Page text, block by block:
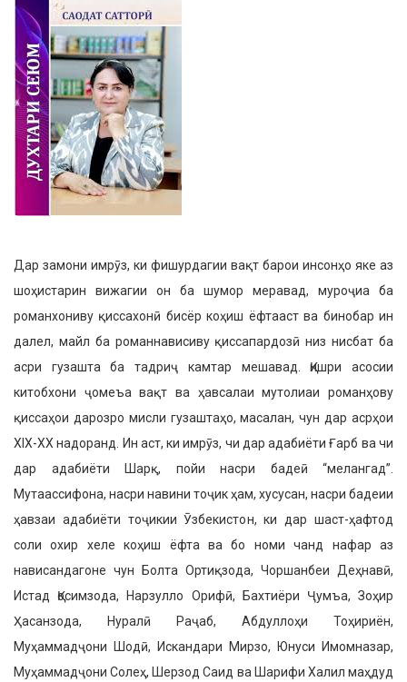
Дар замони имрӯз, ки фишурдагии вақт барои инсонҳо яке аз
шоҳистарин вижагии он ба шумор меравад, муроҷиа ба
романхониву қиссахонӣ бисёр коҳиш ёфтааст ва бинобар ин
далел, майл ба романнависиву қиссапардозӣ низ нисбат ба
асри гузашта ба тадриҷ камтар мешавад. Қишри асосии
китобхони ҷомеъа вақт ва ҳавсалаи мутолиаи романҳову
қиссаҳои дарозро мисли гузаштаҳо, масалан, чун дар асрҳои
XIX-XX надоранд. Ин аст, ки имрӯз, чи дар адабиёти Ғарб ва чи
дар адабиёти Шарқ, пойи насри бадеӣ “мелангад”.
Мутаассифона, насри навини тоҷик ҳам, хусусан, насри бадеии
ҳавзаи адабиёти тоҷикии Ӯзбекистон, ки дар шаст-ҳафтод
соли охир хеле коҳиш ёфта ва бо номи чанд нафар аз
нависандагоне чун Болта Ортиқзода, Чоршанбеи Деҳнавӣ,
Истад Қосимзода, Нарзулло Орифӣ, Бахтиёри Ҷумъа, Зоҳир
Ҳасанзода, Нуралӣ Раҷаб, Абдуллоҳи Тоҳириён,
Муҳаммадҷони Шодӣ, Искандари Мирзо, Юнуси Имомназар,
Муҳаммадҷони Солеҳ, Шерзод Саид ва Шарифи Халил маҳдуд